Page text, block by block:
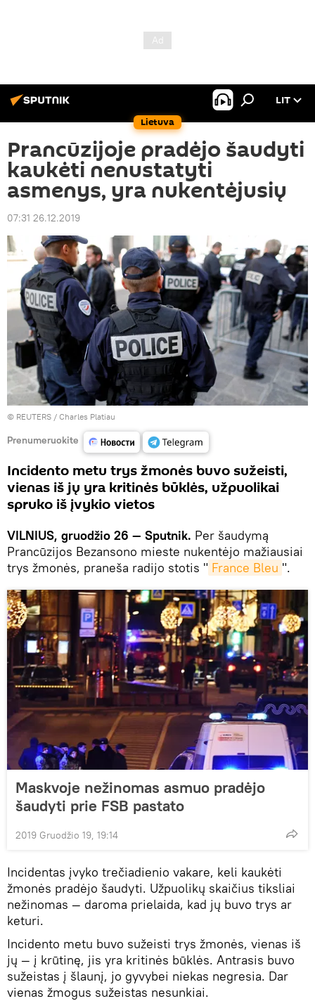
Lietuva
LIT
Prancūzijoje pradėjo šaudyti
kaukėti nenustatyti
asmenys, yra nukentėjusių
07:31 26.12.2019
© REUTERS / Charles Platiau
Prenumeruokite
Incidento metu trys žmonės buvo sužeisti,
vienas iš jų yra kritinės būklės, užpuolikai
spruko iš įvykio vietos
VILNIUS, gruodžio 26 — Sputnik. Per šaudymą
Prancūzijos Bezansono mieste nukentėjo mažiausiai
trys žmonės, praneša radijo stotis " France Bleu ".
Maskvoje nežinomas asmuo pradėjo
šaudyti prie FSB pastato
2019 Gruodžio 19, 19:14
Incidentas įvyko trečiadienio vakare, keli kaukėti
žmonės pradėjo šaudyti. Užpuolikų skaičius tiksliai
nežinomas — daroma prielaida, kad jų buvo trys ar
keturi.
Incidento metu buvo sužeisti trys žmonės, vienas iš
jų — į krūtinę, jis yra kritinės būklės. Antrasis buvo
sužeistas į šlaunį, jo gyvybei niekas negresia. Dar
vienas žmogus sužeistas nesunkiai.